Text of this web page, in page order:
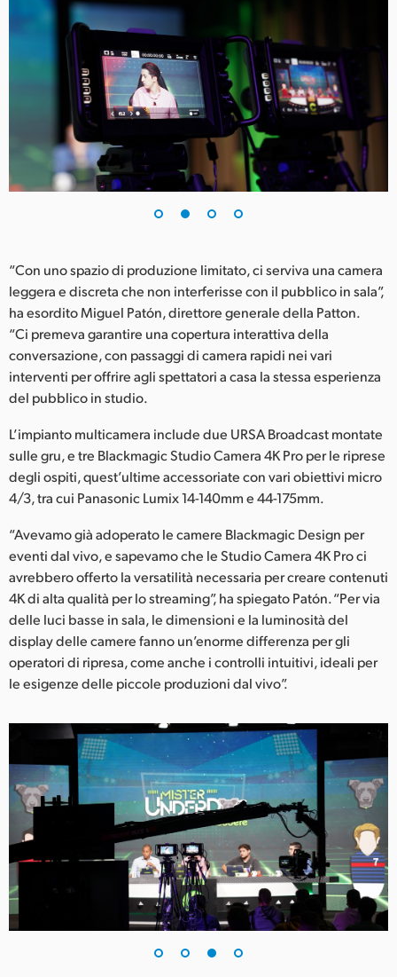
South Africa
Spain
Sweden
Chinese Taipei
Turkey
United Kingdom
United States
“Con uno spazio di produzione limitato, ci serviva una camera
leggera e discreta che non interferisse con il pubblico in sala”,
ha esordito Miguel Patón, direttore generale della Patton.
“Ci premeva garantire una copertura interattiva della
conversazione, con passaggi di camera rapidi nei vari
interventi per offrire agli spettatori a casa la stessa esperienza
del pubblico in studio.
L’impianto multicamera include due URSA Broadcast montate
sulle gru, e tre Blackmagic Studio Camera 4K Pro per le riprese
degli ospiti, quest’ultime accessoriate con vari obiettivi micro
4/3, tra cui Panasonic Lumix 14-140mm e 44-175mm.
“Avevamo già adoperato le camere Blackmagic Design per
eventi dal vivo, e sapevamo che le Studio Camera 4K Pro ci
avrebbero offerto la versatilità necessaria per creare contenuti
4K di alta qualità per lo streaming”, ha spiegato Patón. “Per via
delle luci basse in sala, le dimensioni e la luminosità del
display delle camere fanno un’enorme differenza per gli
operatori di ripresa, come anche i controlli intuitivi, ideali per
le esigenze delle piccole produzioni dal vivo”.